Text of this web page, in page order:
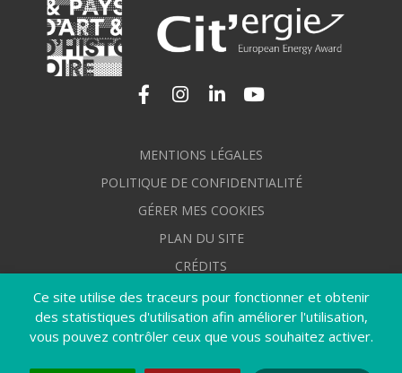
Ce site utilise des traceurs pour fonctionner et obtenir
des statistiques d'utilisation afin améliorer l'utilisation,
vous pouvez contrôler ceux que vous souhaitez activer.
Lien vers le compte Facebook
Lien vers le compte Instagram
Lien vers le compte
MENTIONS LÉGALES
POLITIQUE DE CONFIDENTIALITÉ
GÉRER MES COOKIES
PLAN DU SITE
CRÉDITS
ACCESSIBILITÉ : NON CONFORME